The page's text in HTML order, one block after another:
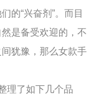
的“兴奋剂”。而目
是备受欢迎的，不
犹豫，那么女款手
了如下几个品